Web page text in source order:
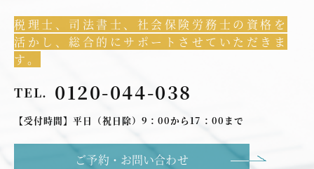
税理士、司法書士、社会保険労務士の資格を
活かし、総合的にサポートさせていただきま
す。
TEL. 0120-044-038
【受付時間】平日（祝日除）9：00から17：00まで
ご予約・お問い合わせ